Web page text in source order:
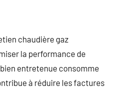
chaudière gaz
la performance de
entretenue consomme
à réduire les factures